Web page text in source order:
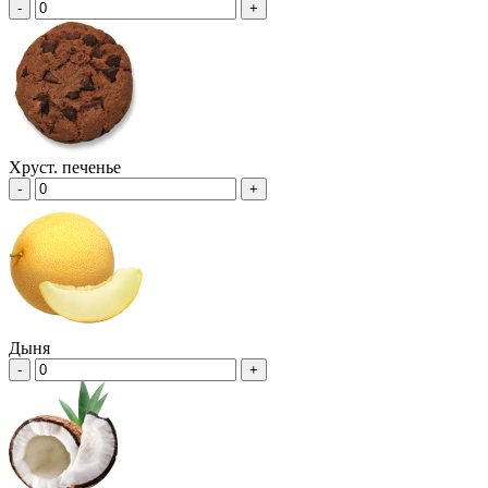
- +
Хруст. печенье
- +
Дыня
- +